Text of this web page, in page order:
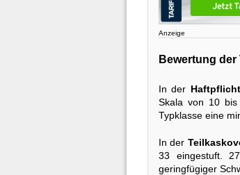
Anzeige
Bewertung der
In der
Skala von 10
Typklasse eine
In der
33 eingestuft.
geringfügiger